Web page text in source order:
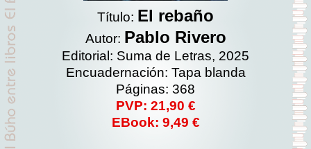
Título: El rebaño
Autor: Pablo Rivero
Editorial: Suma de Letras, 2025
Encuadernación: Tapa blanda
Páginas: 368
PVP: 21,90 €
EBook: 9,49 €